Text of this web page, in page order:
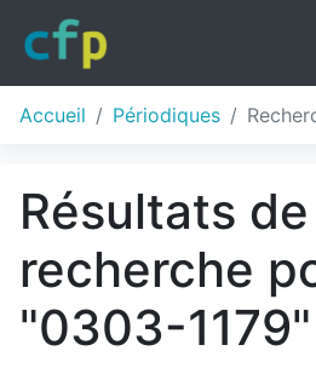
Accueil Périodiques
Résultats de
recherche
"0303-